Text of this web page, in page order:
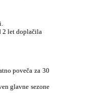
2 let doplačila
poveča za 30
glavne sezone